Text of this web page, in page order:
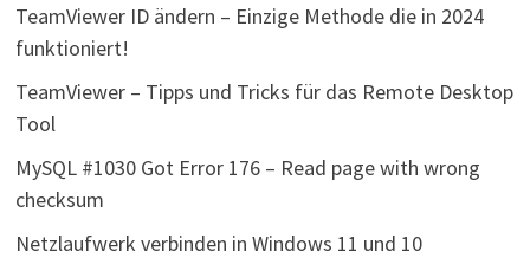
TeamViewer ID ändern – Einzige Methode die in 2024
funktioniert!
TeamViewer – Tipps und Tricks für das Remote Desktop
Tool
MySQL #1030 Got Error 176 – Read page with wrong
checksum
Netzlaufwerk verbinden in Windows 11 und 10